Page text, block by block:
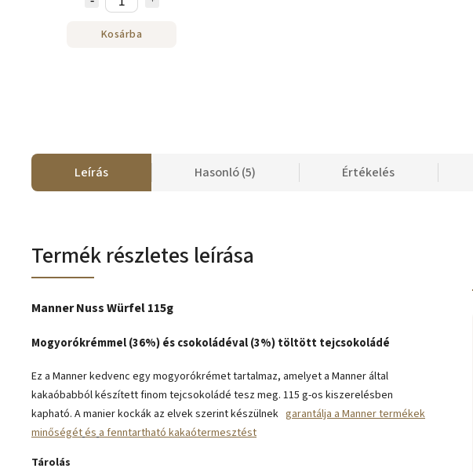
Kosárba
Leírás Hasonló (5) Értékelés
Termék részletes leírása
Manner Nuss Würfel 115g
Mogyorókrémmel (36%) és csokoládéval (3%) töltött tejcsokoládé
Ez a Manner kedvenc egy mogyorókrémet tartalmaz, amelyet a Manner által
kakaóbabból készített finom tejcsokoládé tesz meg. 115 g-os kiszerelésben
kapható. A manier kockák az elvek szerint készülnek garantálja a Manner termékek
minőségétés a fenntartható kakaótermesztést
Tárolás